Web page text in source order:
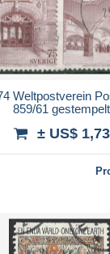
Weltpostverein
859/61 gestempelt
± US$ 1,73